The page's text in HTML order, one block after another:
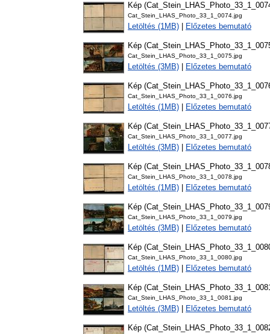
Kép
Cat_Stein_LHAS_Photo_33_1_0074.jpg
Letöltés (1MB) Előzetes bemutató
Kép
Cat_Stein_LHAS_Photo_33_1_0075.jpg
Letöltés (3MB) Előzetes bemutató
Kép
Cat_Stein_LHAS_Photo_33_1_0076.jpg
Letöltés (1MB) Előzetes bemutató
Kép
Cat_Stein_LHAS_Photo_33_1_0077.jpg
Letöltés (3MB) Előzetes bemutató
Kép
Cat_Stein_LHAS_Photo_33_1_0078.jpg
Letöltés (1MB) Előzetes bemutató
Kép
Cat_Stein_LHAS_Photo_33_1_0079.jpg
Letöltés (3MB) Előzetes bemutató
Kép
Cat_Stein_LHAS_Photo_33_1_0080.jpg
Letöltés (1MB) Előzetes bemutató
Kép
Cat_Stein_LHAS_Photo_33_1_0081.jpg
Letöltés (3MB) Előzetes bemutató
Kép